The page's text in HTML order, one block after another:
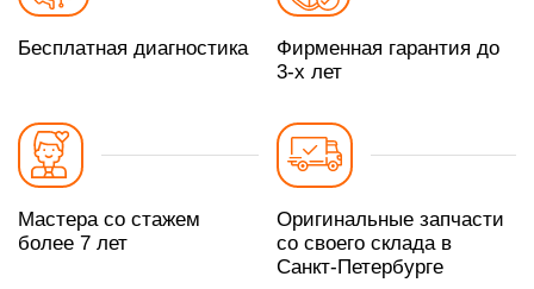
Бесплатная диагностика
Фирменная гарантия до
3-х лет
Мастера со стажем
более 7 лет
Оригинальные запчасти
со своего склада в
Санкт-Петербурге